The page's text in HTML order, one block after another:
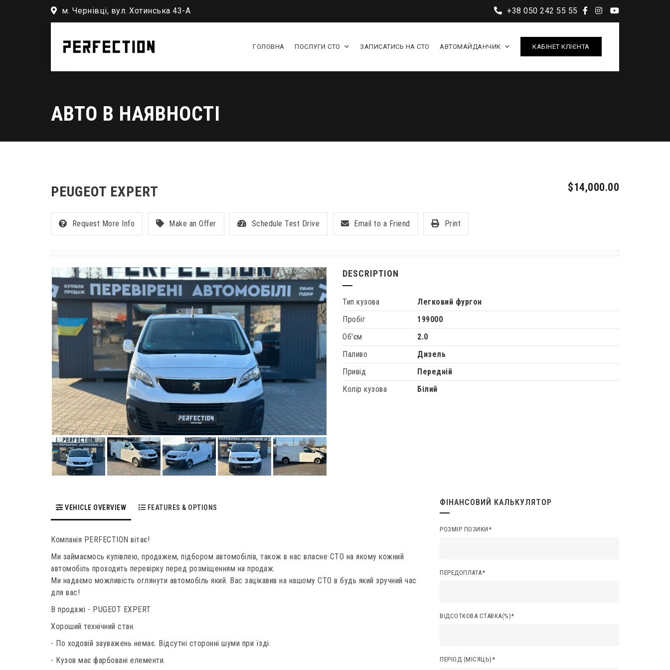
м. Чернівці, вул. Хотинська 43-А +38 050 242 55 55
ГОЛОВНА ПОСЛУГИ СТО ЗАПИСАТИСЬ НА СТО АВТОМАЙДАНЧИК КАБІНЕТ КЛІЄНТА
АВТО В НАЯВНОСТІ
PEUGEOT EXPERT $14,000.00
Request More Info Make an Offer Schedule Test Drive Email to a Friend Print
DESCRIPTION
Тип кузова
Легковий фургон
Пробіг
199000
Об'єм
2.0
Паливо
Дизель
Привід
Передній
Колір кузова
Білий
VEHICLE OVERVIEW FEATURES & OPTIONS
Компанія PERFECTION вітає!
Ми займаємось купівлею, продажем, підбором автомобілів, також в нас власне СТО на якому кожний
автомобіль проходить перевірку перед розміщенням на продаж.
Ми надаємо можливість оглянути автомобіль який. Вас зацікавив на нашому СТО в будь який зручний час
для вас!
В продажі - PUGEOT EXPERT
Хороший технічний стан.
- По ходовій зауважень немає. Відсутні сторонні шуми при їзді.
- Кузов має фарбовані елементи.
ФІНАНСОВИЙ КАЛЬКУЛЯТОР
РОЗМІР ПОЗИКИ*
ПЕРЕДОПЛАТА*
ВІДСОТКОВА СТАВКА(%)*
ПЕРІОД (МІСЯЦЬ)*